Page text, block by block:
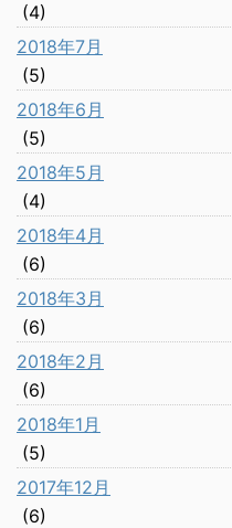
(4)
2018年7月
(5)
2018年6月
(5)
2018年5月
(4)
2018年4月
(6)
2018年3月
(6)
2018年2月
(6)
2018年1月
(5)
2017年12月
(6)